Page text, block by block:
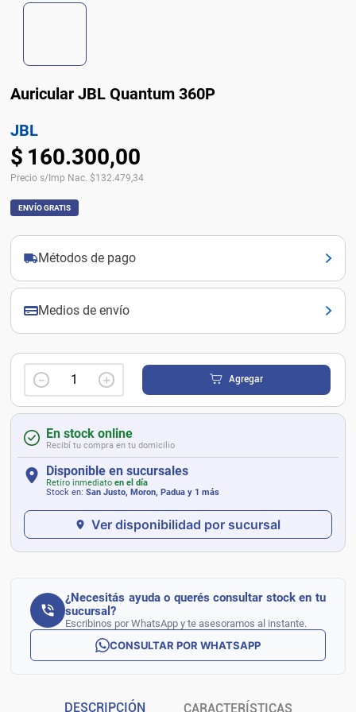
Auricular JBL Quantum 360P
JBL
$ 160.300,00
Precio s/Imp Nac. $132.479,34
ENVÍO GRATIS
Métodos de pago
Medios de envío
＋
－ Agregar
En stock online
Recibí tu compra en tu domicilio
Disponible en sucursales
Retiro inmediato en el día
Stock en: San Justo, Moron, Padua y 1 más
Ver disponibilidad por sucursal
¿Necesitás ayuda o querés consultar stock en tu
sucursal?
Escribinos por WhatsApp y te asesoramos al instante.
CONSULTAR POR WHATSAPP
DESCRIPCIÓN CARACTERÍSTICAS